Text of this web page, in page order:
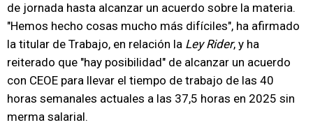
de jornada hasta alcanzar un acuerdo sobre la materia.
"Hemos hecho cosas mucho más difíciles", ha afirmado
la titular de Trabajo, en relación la Ley Rider, y ha
reiterado que "hay posibilidad" de alcanzar un acuerdo
con CEOE para llevar el tiempo de trabajo de las 40
horas semanales actuales a las 37,5 horas en 2025 sin
merma salarial.